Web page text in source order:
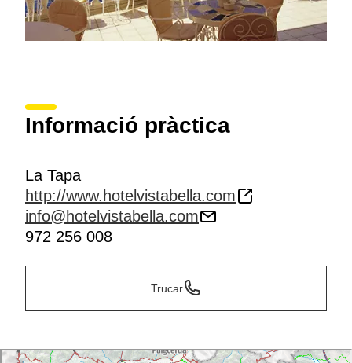
Informació pràctica
La Tapa
http://www.hotelvistabella.com
info@hotelvistabella.com
972 256 008
Trucar